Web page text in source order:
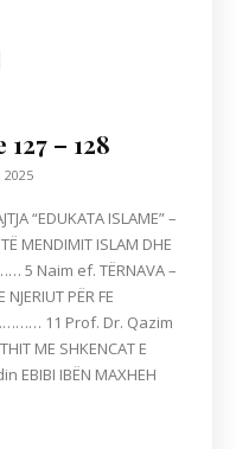
– 128
MENDIMIT ISLAM DHE
5 Naim ef. TËRNAVA –
PËR FE
Prof. Dr. Qazim
ME SHKENCAT E
EBIBI IBËN MAXHEH